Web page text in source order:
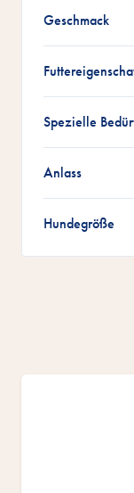
Geschmack
Spezielle
Anlass
Hundegröße